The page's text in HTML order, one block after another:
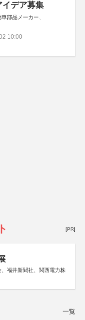
イデア募集
部品メーカー、
10:00
[PR]
福井新聞社、関西電力株
一覧